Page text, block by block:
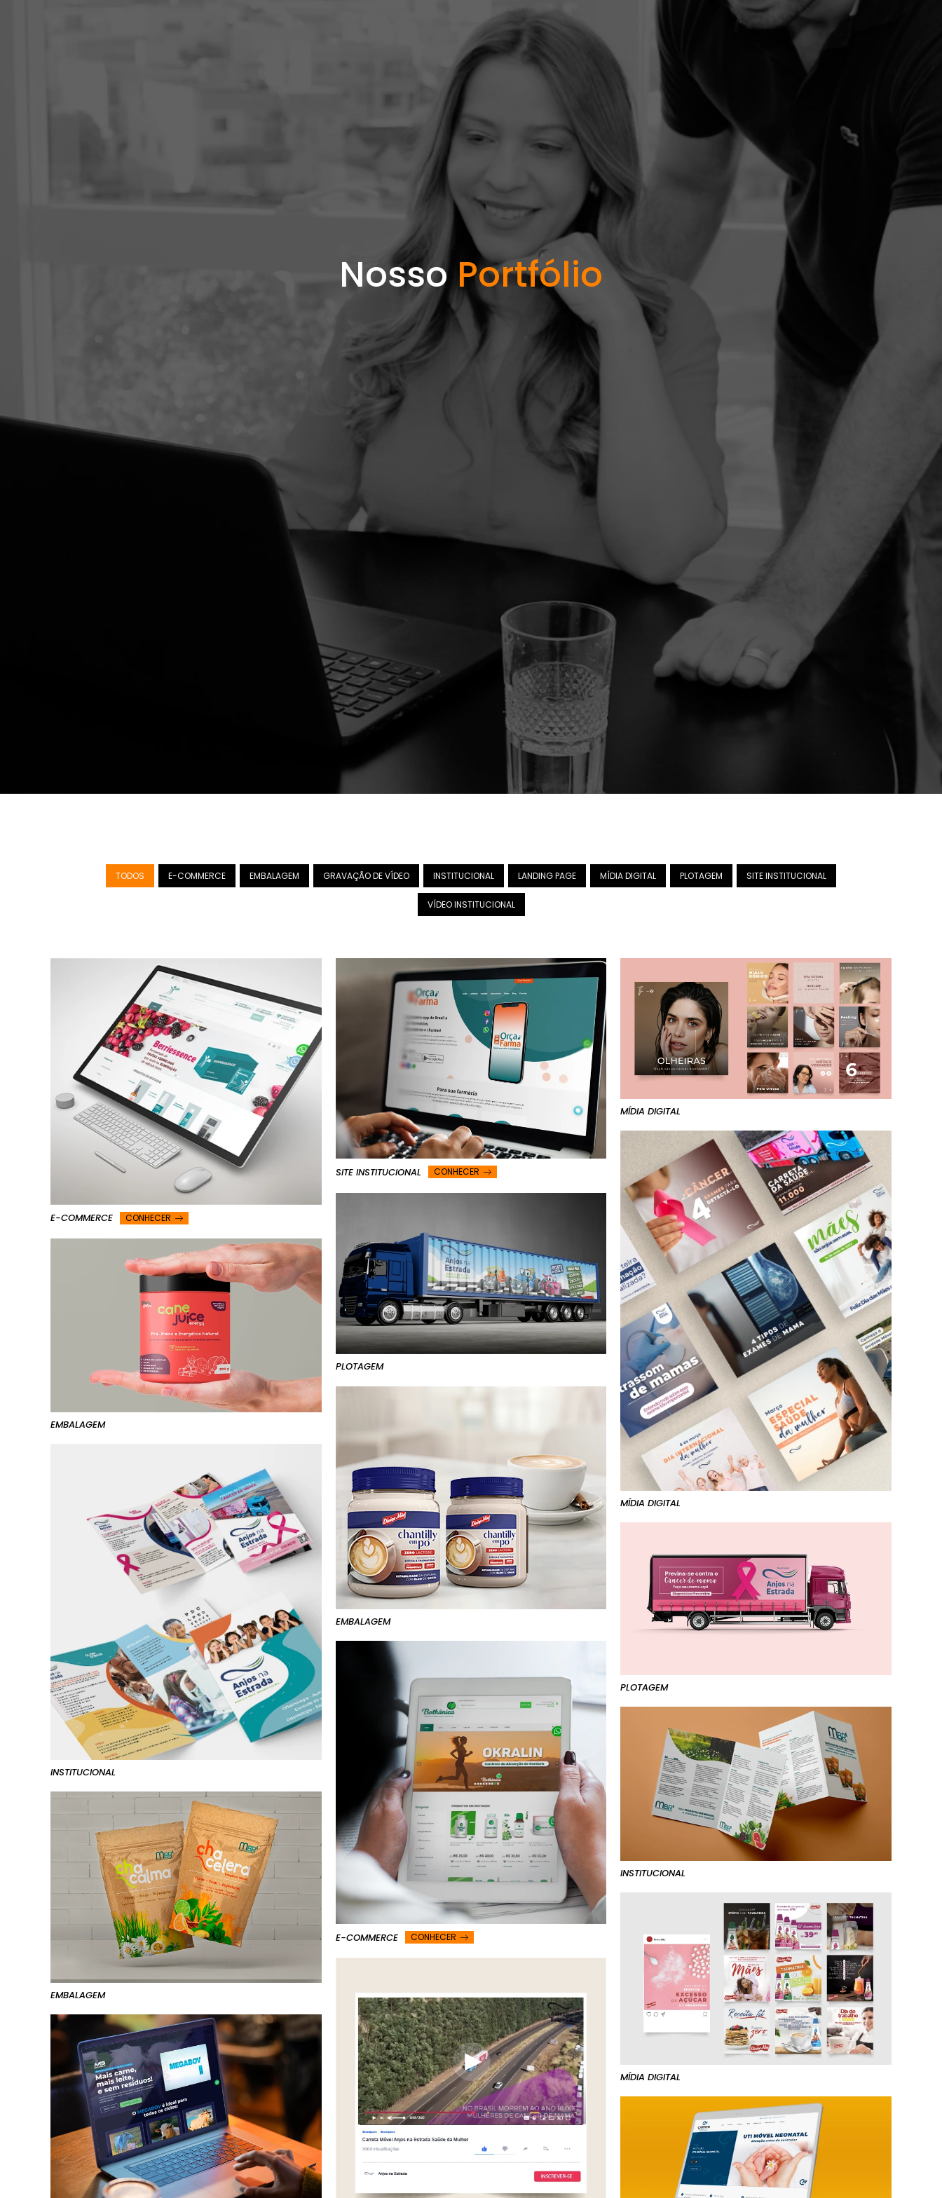
NossoPortfólio
TODOS E-COMMERCE EMBALAGEM GRAVAÇÃO DE VÍDEO INSTITUCIONAL LANDING PAGE MÍDIA DIGITAL PLOTAGEM SITE INSTITUCIONAL
VÍDEO INSTITUCIONAL
E-COMMERCE CONHECER
SITE INSTITUCIONAL CONHECER
MÍDIA DIGITAL
MÍDIA DIGITAL
PLOTAGEM
EMBALAGEM
EMBALAGEM
INSTITUCIONAL
PLOTAGEM
E-COMMERCE CONHECER
INSTITUCIONAL
EMBALAGEM
MÍDIA DIGITAL